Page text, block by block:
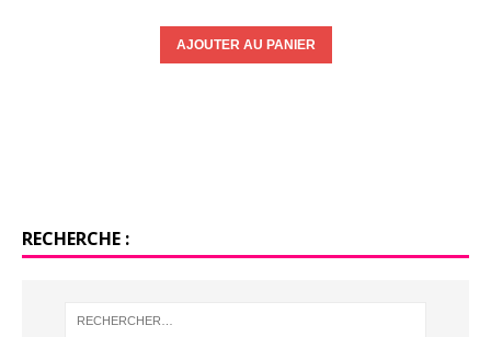
RECHERCHE :